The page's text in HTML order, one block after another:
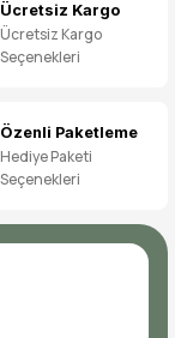
Ücretsiz Kargo
Ücretsiz Kargo
Seçenekleri
Özenli Paketleme
Hediye Paketi
Seçenekleri